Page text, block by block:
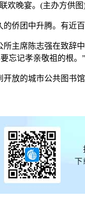
欢晚宴。(主办方供图
团中升腾。有近
席陈志强在致辞中
忘记孝亲敬祖的根。”
的城市公共图书